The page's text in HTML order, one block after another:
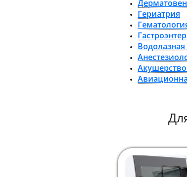
Гериатрия
Акушерство